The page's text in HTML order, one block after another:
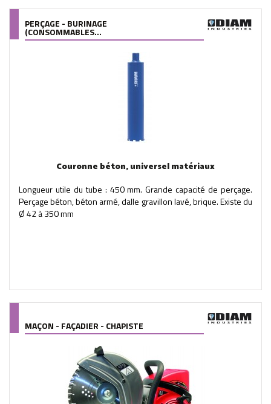
PERÇAGE - BURINAGE
(CONSOMMABLES...
Couronne béton, universel matériaux
Longueur utile du tube : 450 mm. Grande capacité de perçage.
Perçage béton, béton armé, dalle gravillon lavé, brique. Existe du
Ø 42 à 350 mm
MAÇON - FAÇADIER - CHAPISTE